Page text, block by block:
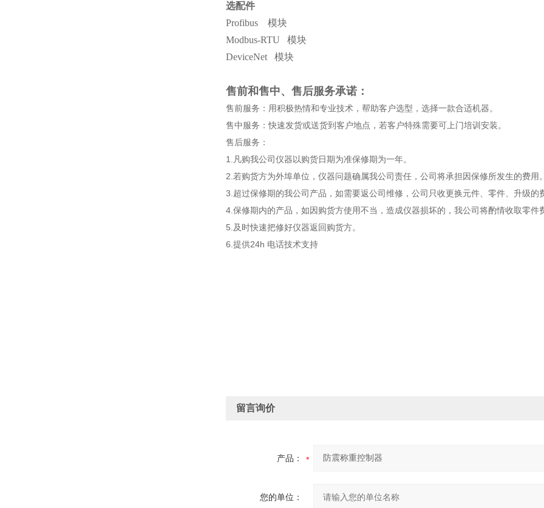
选配件
Profibus 模块
Modbus-RTU 模块
DeviceNet 模块
售前和售中、售后服务承诺：
售前服务：用积极热情和专业技术，帮助客户选型，选择一款合适机器。
售中服务：快速发货或送货到客户地点，若客户特殊需要可上门培训安装。
售后服务：
1.凡购我公司仪器以购货日期为准保修期为一年。
2.若购货方为外埠单位，仪器问题确属我公司责任，公司将承担因保修所发生的费用
3.超过保修期的我公司产品，如需要返公司维修，公司只收更换元件、零件、升级的
4.保修期内的产品，如因购货方使用不当，造成仪器损坏的，我公司将酌情收取零件
5.及时快速把修好仪器返回购货方。
6.提供24h 电话技术支持
留言询价
产品：
您的单位：